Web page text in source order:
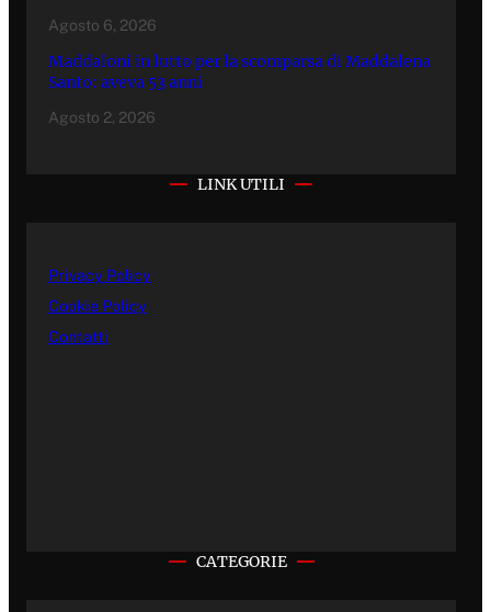
Agosto 6, 2026
Maddaloni in lutto per la scomparsa di Maddalena
Santo: aveva 53 anni
Agosto 2, 2026
LINK UTILI
Privacy Policy
Cookie Policy
Contatti
CATEGORIE